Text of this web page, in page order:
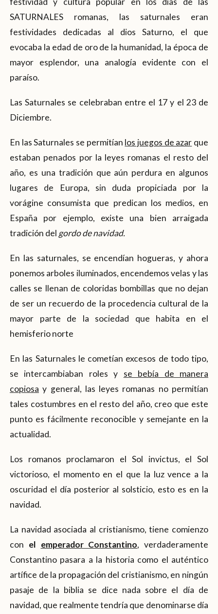
SATURNALES romanas, las saturnales eran
festividades dedicadas al dios Saturno, el que
evocaba la edad de oro de la humanidad, la época de
mayor esplendor, una analogía evidente con el
paraíso.
Las Saturnales se celebraban entre el 17 y el 23 de
Diciembre.
En las Saturnales se permitían los juegos de azar que
estaban penados por la leyes romanas el resto del
año, es una tradición que aún perdura en algunos
lugares de Europa, sin duda propiciada por la
vorágine consumista que predican los medios, en
España por ejemplo, existe una bien arraigada
tradición del gordo de navidad.
En las saturnales, se encendían hogueras, y ahora
ponemos arboles iluminados, encendemos velas y las
calles se llenan de coloridas bombillas que no dejan
de ser un recuerdo de la procedencia cultural de la
mayor parte de la sociedad que habita en el
hemisferio norte
En las Saturnales le cometían excesos de todo tipo,
se intercambiaban roles y se bebía de manera
copiosa y general, las leyes romanas no permitían
tales costumbres en el resto del año, creo que este
punto es fácilmente reconocible y semejante en la
actualidad.
Los romanos proclamaron el Sol invictus, el Sol
victorioso, el momento en el que la luz vence a la
oscuridad el día posterior al solsticio, esto es en la
navidad.
La navidad asociada al cristianismo, tiene comienzo
con el emperador Constantino, verdaderamente
Constantino pasara a la historia como el auténtico
artífice de la propagación del cristianismo, en ningún
pasaje de la biblia se dice nada sobre el día de
navidad, que realmente tendría que denominarse día